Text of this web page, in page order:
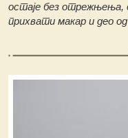
остаје без отрежњења,
прихвати макар и део